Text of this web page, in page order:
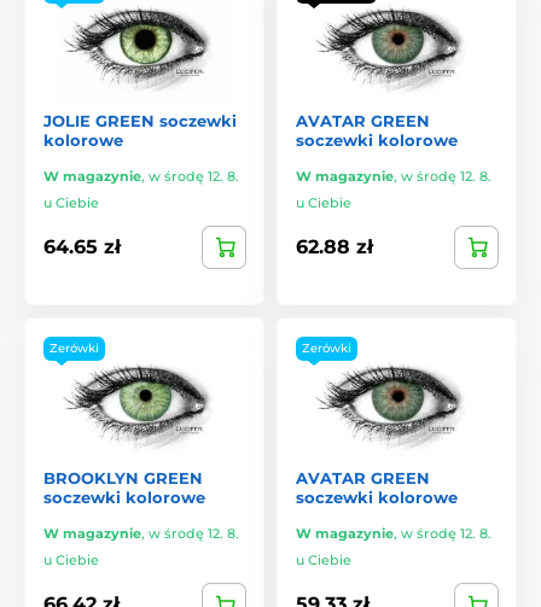
JOLIE GREEN soczewki
kolorowe
W magazynie, w środę 12. 8.
u Ciebie
64.65 zł
AVATAR GREEN
soczewki kolorowe
W magazynie, w środę 12. 8.
u Ciebie
62.88 zł
Zerówki
BROOKLYN GREEN
soczewki kolorowe
W magazynie, w środę 12. 8.
u Ciebie
Zerówki
AVATAR GREEN
soczewki kolorowe
W magazynie, w środę 12. 8.
u Ciebie